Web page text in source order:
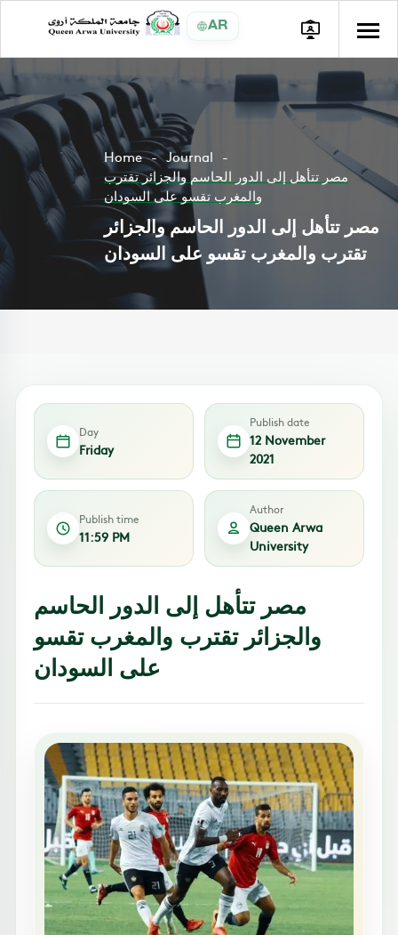
AR
Home
Journal
مصر تتأهل إلى الدور الحاسم والجزائر تقترب
والمغرب تقسو على السودان
مصر تتأهل إلى الدور الحاسم والجزائر
تقترب والمغرب تقسو على السودان
Day
Friday
Publish date
12 November
2021
Publish time
11:59 PM
Author
Queen Arwa
University
مصر تتأهل إلى الدور الحاسم
والجزائر تقترب والمغرب تقسو
على السودان